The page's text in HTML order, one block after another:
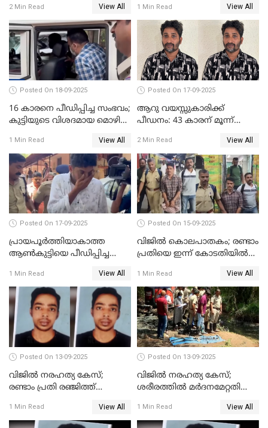
ഇടപാടുകൾ നടന്നതായി
പൊലീസ്
2 Min Read View All 1 Min Read View All
Posted On 18-09-2025
16 കാരനെ പീഡിപ്പിച്ച സംഭവം;
കുട്ടിയുടെ വിശദമായ മൊഴി
1 Min Read View All
Posted On 17-09-2025
ആറു വയസ്സുകാരിക്ക്
പീഡനം: 43 കാരന് മൂന്ന്
പിഴയും ശിക്ഷ
2 Min Read View All
Posted On 17-09-2025
പ്രായപൂർത്തിയാകാത്ത
ആൺകുട്ടിയെ പീഡിപ്പിച്ച
അറസ്റ്റിൽ
1 Min Read View All
Posted On 15-09-2025
വിജിൽ കൊലപാതകം; രണ്ടാം
പ്രതിയെ ഇന്ന് കോടതിയിൽ
1 Min Read View All
Posted On 13-09-2025
വിജിൽ നരഹത്യ കേസ്;
രണ്ടാം പ്രതി രഞ്ജിത്ത്
1 Min Read View All
Posted On 13-09-2025
വിജില്‍ നരഹത്യ കേസ്;
ശരീരത്തില്‍ മര്‍ദനമേറ്റതിന്റെ
റിപ്പോർട്ട് പുറത്ത്
1 Min Read View All